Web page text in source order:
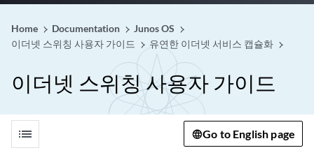
Home Documentation
Junos OS
이더넷 스위칭 사용자 가이드
유연한 이더넷 서비스 캡슐화
이더넷 스위칭 사용자 가이드
list Go to English page